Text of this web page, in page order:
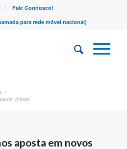
Fale Connosco!
para rede móvel nacional)
/
vinhos
aposta em novos